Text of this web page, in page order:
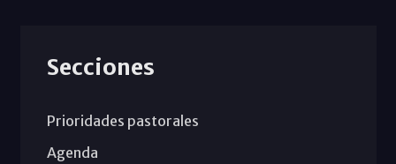
Secciones
Prioridades pastorales
Agenda